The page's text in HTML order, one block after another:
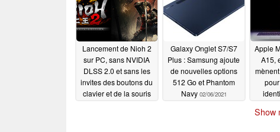
Lancement de Nioh 2
sur PC, sans NVIDIA
DLSS 2.0 et sans les
invites des boutons du
clavier et de la souris
Galaxy Onglet S7/S7
Plus : Samsung ajoute
de nouvelles options
512 Go et Phantom
Navy 02/06/2021
Apple
A15,
Show